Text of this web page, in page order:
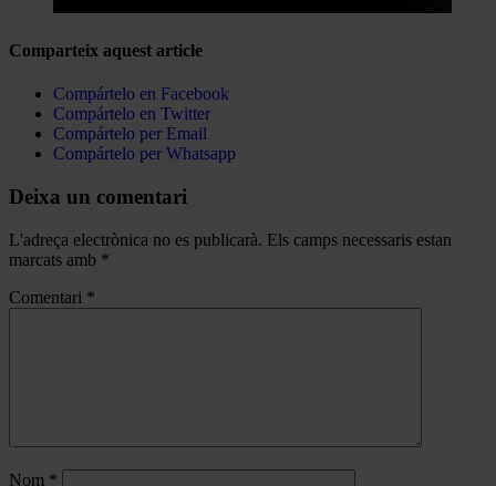
Comparteix aquest article
Compártelo en Facebook
Compártelo en Twitter
Compártelo per Email
Compártelo per Whatsapp
Deixa un comentari
L'adreça electrònica no es publicarà. Els camps necessaris estan
marcats amb *
Comentari *
Nom *